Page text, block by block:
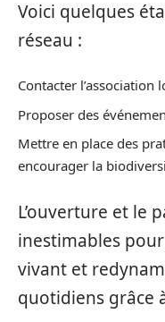
Voici quelques
réseau :
Contacter l’association
Proposer des
Mettre en place des
encourager la
L’ouverture et le
inestimables
vivant et
quotidiens grâce